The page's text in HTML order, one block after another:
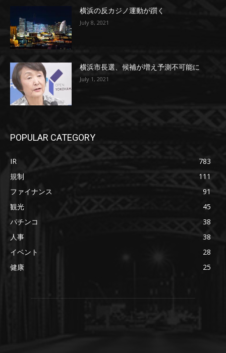
横浜の反カジノ運動が躓く
July 8, 2021
横浜市長選、候補が増え予測不可能に
July 1, 2021
POPULAR CATEGORY
IR
783
規制
111
ファイナンス
91
観光
45
パチンコ
38
人事
38
イベント
28
健康
25